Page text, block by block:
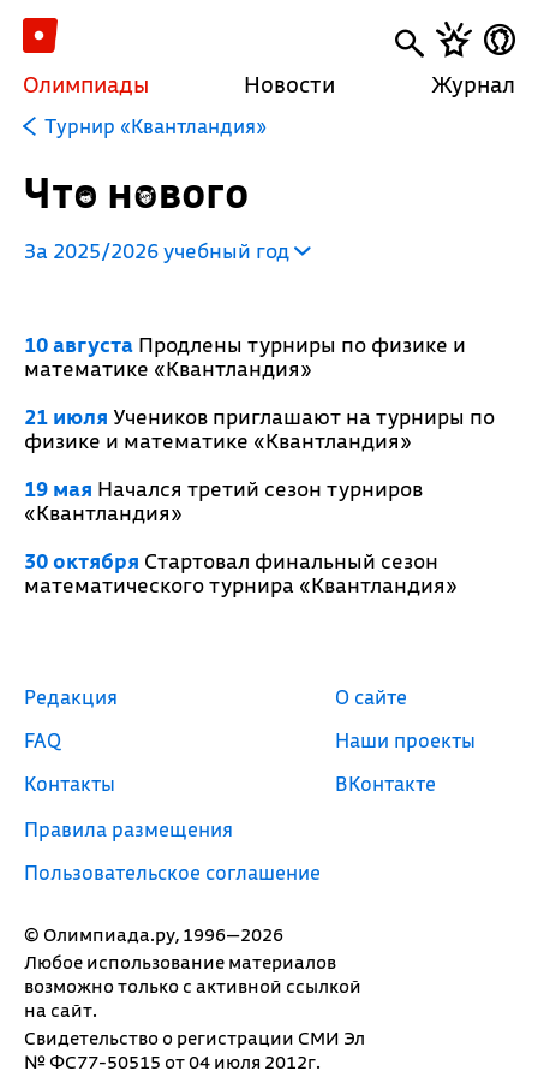
Олимпиады Новости Журнал
Турнир «Квантландия»
Что нового
За 2025/2026 учебный год
10 августаПродлены турниры по физике и
математике «Квантландия»
21 июля Учеников приглашают на турниры по
физике и математике «Квантландия»
19 мая Начался третий сезон турниров
«Квантландия»
30 октября Стартовал финальный сезон
математического турнира «Квантландия»
© Олимпиада.ру, 1996—2026
Любое использование материалов
возможно только с активной ссылкой
на сайт.
Свидетельство о регистрации СМИ Эл
№ ФС77-50515 от 04 июля 2012г.
Редакция
FAQ
Контакты
Правила размещения
Пользовательское соглашение
О сайте
Наши проекты
ВКонтакте